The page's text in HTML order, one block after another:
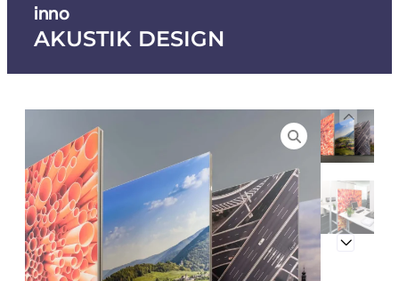
inno
AKUSTIK DESIGN